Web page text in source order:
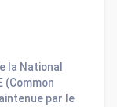
la National
(Common
par le